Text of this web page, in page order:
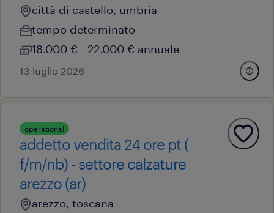
città di castello, umbria
tempo determinato
18.000 € - 22.000 € annuale
13 luglio 2026
operational
addetto vendita 24 ore pt (
f/m/nb) - settore calzature
arezzo (ar)
arezzo, toscana